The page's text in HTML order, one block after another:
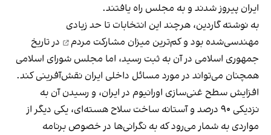
ایران پیروز شدند و به مجلس راه یافتند.
به نوشته گاردین، هرچند این انتخابات تا حد زیادی
مهندسی‌شده بود وکم‌ترین میزان مشارکت مردم
در تاریخ
جمهوری اسلامی در آن به ثبت رسید، اما مجلس شورای اسلامی
همچنان می‌تواند در مورد مسائل داخلی ایران نقش‌آفرینی کند.
افزایش سطح غنی‌سازی اورانیوم در ایران، و رسیدن آن به
نزدیکی ۹۰ درصد و آستانه ساخت سلاح هسته‌ای، یکی دیگر از
مواردی به شمار می‌رود که به نگرانی‌ها در خصوص برنامه